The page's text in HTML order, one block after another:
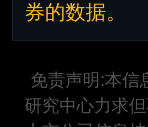
券的数据。
免责声明:本信
研究中心力求